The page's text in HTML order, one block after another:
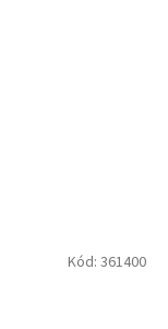
Kód: 361400